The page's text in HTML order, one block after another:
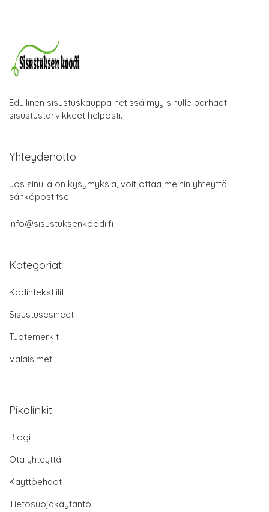
Edullinen sisustuskauppa netissä myy sinulle parhaat
sisustustarvikkeet helposti.
Yhteydenotto
Jos sinulla on kysymyksiä, voit ottaa meihin yhteyttä
sähköpostitse:
info@sisustuksenkoodi.fi
Kategoriat
Kodintekstiilit
Sisustusesineet
Tuotemerkit
Valaisimet
Pikalinkit
Blogi
Ota yhteyttä
Käyttöehdot
Tietosuojakäytäntö